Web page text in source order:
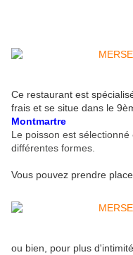
Ce restaurant est
frais et se situe dans le
Montmartre
Le poisson est sélectionné
différentes formes.
Vous pouvez prendre
ou bien, pour plus